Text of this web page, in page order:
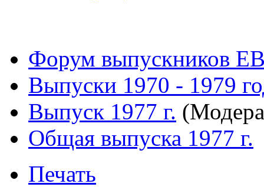
Форум выпускников
Выпуски 1970 - 1979
Выпуск 1977 г.
Общая выпуска 1977 г.
Печать